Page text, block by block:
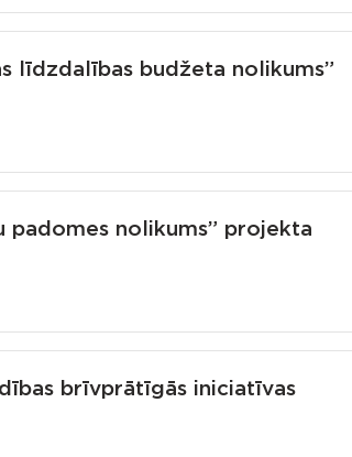
līdzdalības budžeta nolikums”
padomes nolikums” projekta
brīvprātīgās iniciatīvas